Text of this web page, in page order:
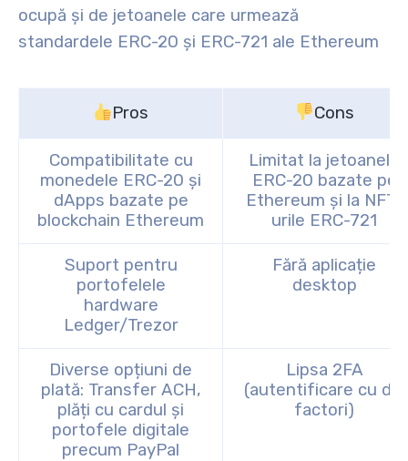
ocupă și de jetoanele care urmează
standardele ERC-20 și ERC-721 ale Ethereum
Pros Cons
Compatibilitate cu
monedele ERC-20 și
dApps bazate pe
blockchain Ethereum
Limitat la jetoanele
ERC-20 bazate pe
Ethereum și la NFT-
urile ERC-721
Suport pentru
portofelele
hardware
Ledger/Trezor
Fără aplicație
desktop
Diverse opțiuni de
plată: Transfer ACH,
plăți cu cardul și
portofele digitale
precum PayPal
Lipsa 2FA
(autentificare cu doi
factori)